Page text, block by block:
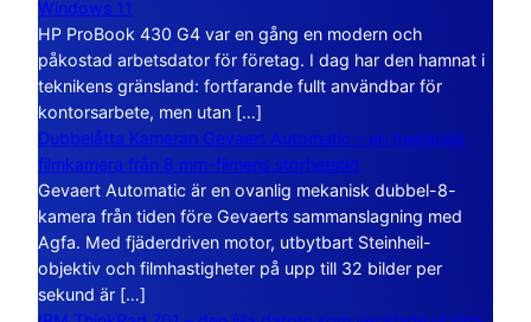
Windows 11
HP ProBook 430 G4 var en gång en modern och
påkostad arbetsdator för företag. I dag har den hamnat i
teknikens gränsland: fortfarande fullt användbar för
kontorsarbete, men utan […]
Dubbelåtta Kameran Gevaert Automatic – en mekanisk
filmkamera från 8 mm-filmens storhetstid
Gevaert Automatic är en ovanlig mekanisk dubbel-8-
kamera från tiden före Gevaerts sammanslagning med
Agfa. Med fjäderdriven motor, utbytbart Steinheil-
objektiv och filmhastigheter på upp till 32 bilder per
sekund är […]